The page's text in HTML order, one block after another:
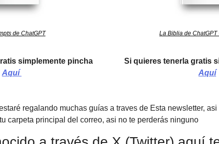
de ChatGPT
Aquí
La Biblia de ChatGPT
Aquí
regalando muchas guías a traves de Esta newsletter,
carpeta principal del correo, asi no te perderás ninguno